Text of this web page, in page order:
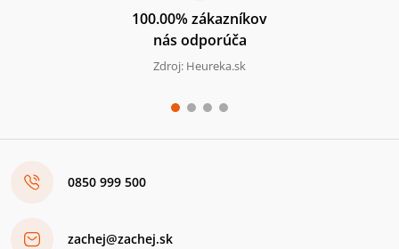
100.00% zákazníkov
nás odporúča
Zdroj: Heureka.sk
0850 999 500
zachej@zachej.sk